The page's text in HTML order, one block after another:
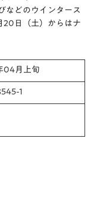
などのウインタース
20日（土）からはナ
04月上旬
1